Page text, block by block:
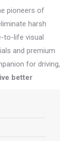
pioneers of
harsh
to-life visual
and premium
for driving,
better